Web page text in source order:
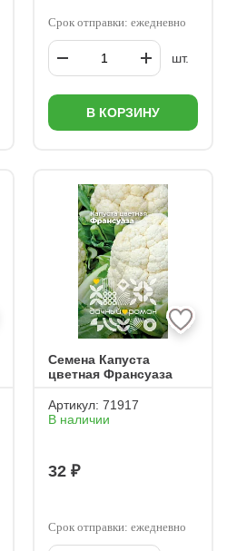
Срок отправки: ежедневно
шт.
В КОРЗИНУ
Семена Капуста
цветная Франсуаза
Артикул: 71917
В наличии
32 ₽
Срок отправки: ежедневно